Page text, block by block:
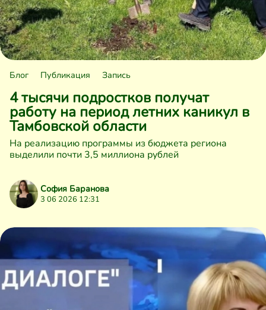
Блог Публикация Запись
4 тысячи подростков получат
работу на период летних каникул в
Тамбовской области
На реализацию программы из бюджета региона
выделили почти 3,5 миллиона рублей
София Баранова
3 06 2026 12:31